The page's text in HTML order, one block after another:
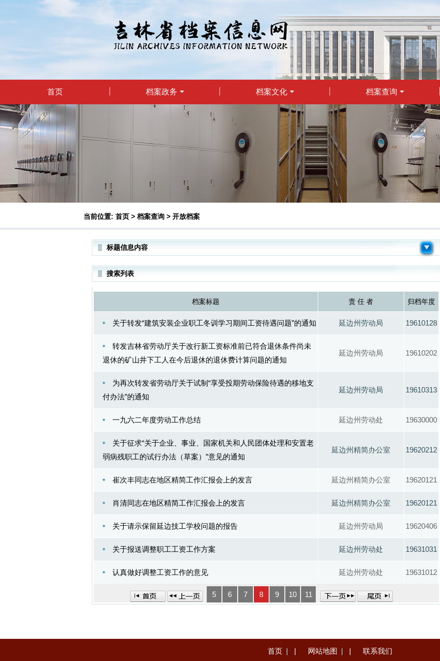
首页 档案政务 档案文化 档案查询
当前位置: 首页 > 档案查询 > 开放档案
标题信息内容
搜索列表
档案标题 责 任 者 归档年度
关于转发“建筑安装企业职工冬训学习期间工资待遇问题”的通知 延边州劳动局 19610128
转发吉林省劳动厅关于改行新工资标准前已符合退休条件尚未
退休的矿山井下工人在今后退休的退休费计算问题的通知
延边州劳动局 19610202
为再次转发省劳动厅关于试制“享受投期劳动保险待遇的移地支
付办法”的通知
延边州劳动局 19610313
一九六二年度劳动工作总结 延边州劳动处 19630000
关于征求“关于企业、事业、国家机关和人民团体处理和安置老
弱病残职工的试行办法（草案）”意见的通知
延边州精简办公室 19620212
崔次丰同志在地区精简工作汇报会上的发言 延边州精简办公室 19620121
肖清同志在地区精简工作汇报会上的发言 延边州精简办公室 19620121
关于请示保留延边技工学校问题的报告 延边州劳动局 19620406
关于报送调整职工工资工作方案 延边州劳动处 19631031
认真做好调整工资工作的意见 延边州劳动处 19631012
5 6 7 8 9 10 11
首页 | 网站地图 | 联系我们